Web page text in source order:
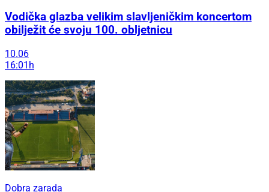
Vodička glazba velikim slavljeničkim koncertom
obilježit će svoju 100. obljetnicu
10.06
16:01h
Dobra zarada